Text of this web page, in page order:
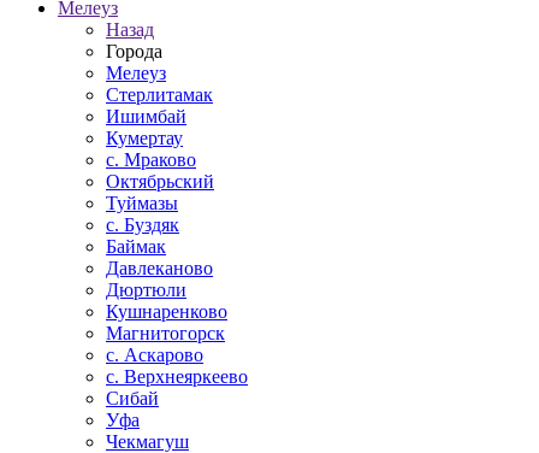
Мелеуз
Назад
Города
Мелеуз
Стерлитамак
Ишимбай
Кумертау
c. Мраково
Октябрьский
Туймазы
c. Буздяк
Баймак
Давлеканово
Дюртюли
Кушнаренково
Магнитогорск
с. Аскарово
с. Верхнеяркеево
Сибай
Уфа
Чекмагуш